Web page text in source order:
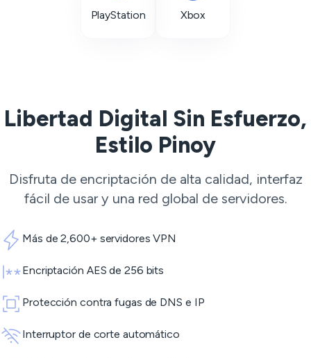
PlayStation Xbox
Libertad Digital Sin Esfuerzo,
Estilo Pinoy
Disfruta de encriptación de alta calidad, interfaz
fácil de usar y una red global de servidores.
Más de 2,600+ servidores VPN
Encriptación AES de 256 bits
Protección contra fugas de DNS e IP
Interruptor de corte automático